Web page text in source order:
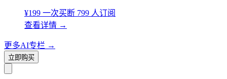
¥199 一次买断 799 人订阅
查看详情 →
更多AI专栏 →
立即购买